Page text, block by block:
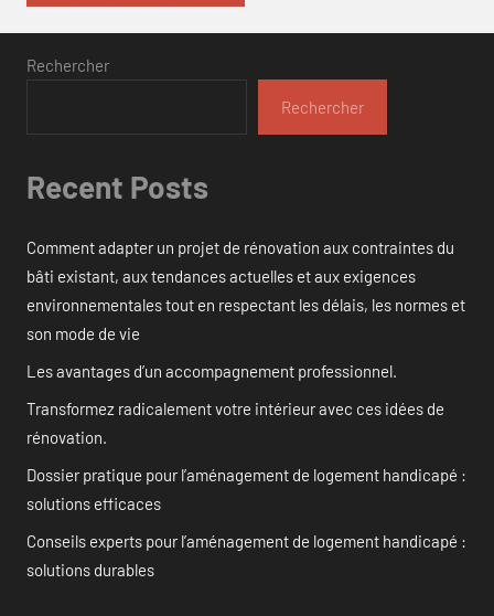
Rechercher
Rechercher
Recent Posts
Comment adapter un projet de rénovation aux contraintes du
bâti existant, aux tendances actuelles et aux exigences
environnementales tout en respectant les délais, les normes et
son mode de vie
Les avantages d’un accompagnement professionnel.
Transformez radicalement votre intérieur avec ces idées de
rénovation.
Dossier pratique pour l’aménagement de logement handicapé :
solutions efficaces
Conseils experts pour l’aménagement de logement handicapé :
solutions durables